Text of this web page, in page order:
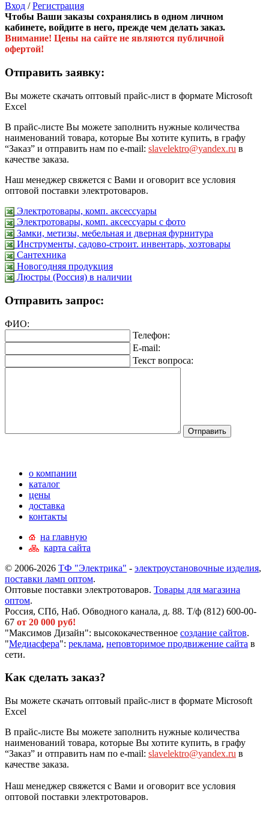
Вход /Регистрация
Чтобы Ваши заказы сохранялись в одном личном
кабинете, войдите в него, прежде чем делать заказ.
Внимание! Цены на сайте не являются публичной
офертой!
Отправить заявку:
Вы можете скачать оптовый прайс-лист в формате Microsoft
Excel
В прайс-листе Вы можете заполнить нужные количества
наименований товара, которые Вы хотите купить, в графу
“Заказ” и отправить нам по e-mail: slavelektro@yandex.ru в
качестве заказа.
Наш менеджер свяжется с Вами и оговорит все условия
оптовой поставки электротоваров.
Электротовары, комп. аксессуары
Электротовары, комп. аксессуары с фото
Замки, метизы, мебельная и дверная фурнитура
Инструменты, садово-строит. инвентарь, хозтовары
Сантехника
Новогодняя продукция
Люстры (Россия) в наличии
Отправить запрос:
ФИО:
Телефон:
E-mail:
Текст вопроса:
о компании
каталог
цены
доставка
контакты
на главную
карта сайта
© 2006-2026 ТФ "Электрика" - электроустановочные изделия,
поставки ламп оптом.
Оптовые поставки электротоваров. Товары для магазина
оптом.
Россия, СПб, Наб. Обводного канала, д. 88. Т/ф (812) 600-00-
67 от 20 000 руб!
"Максимов Дизайн": высококачественное создание сайтов.
"Медиасфера": реклама, неповторимое продвижение сайта в
сети.
Как сделать заказ?
Вы можете скачать оптовый прайс-лист в формате Microsoft
Excel
В прайс-листе Вы можете заполнить нужные количества
наименований товара, которые Вы хотите купить, в графу
“Заказ” и отправить нам по e-mail: slavelektro@yandex.ru в
качестве заказа.
Наш менеджер свяжется с Вами и оговорит все условия
оптовой поставки электротоваров.